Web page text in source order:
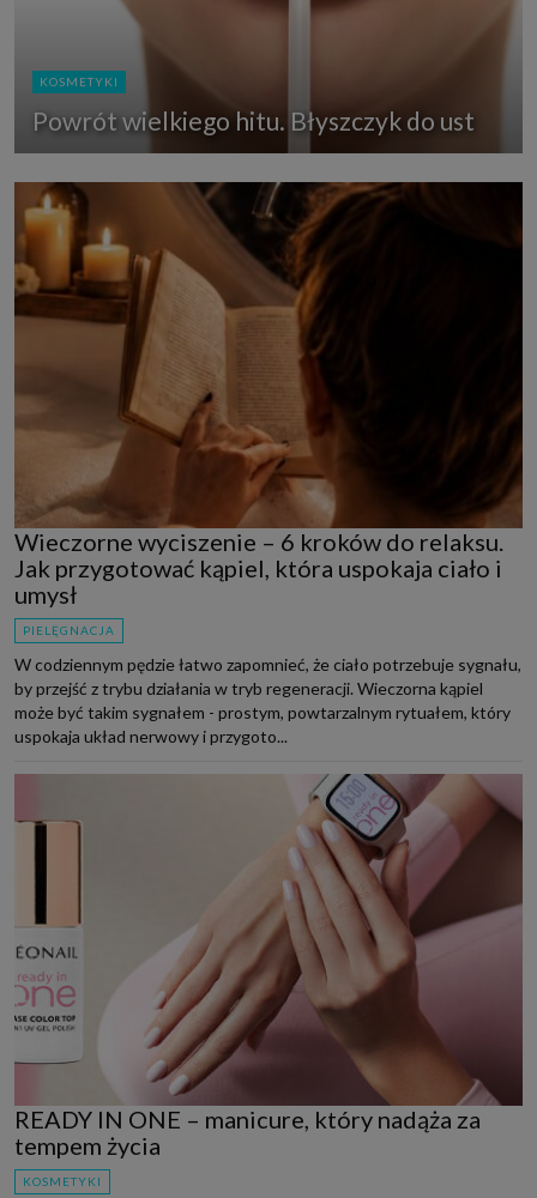
KOSMETYKI
Powrót wielkiego hitu. Błyszczyk do ust
Wieczorne wyciszenie – 6 kroków do relaksu.
Jak przygotować kąpiel, która uspokaja ciało i
umysł
PIELĘGNACJA
W codziennym pędzie łatwo zapomnieć, że ciało potrzebuje sygnału,
by przejść z trybu działania w tryb regeneracji. Wieczorna kąpiel
może być takim sygnałem - prostym, powtarzalnym rytuałem, który
uspokaja układ nerwowy i przygoto...
READY IN ONE – manicure, który nadąża za
tempem życia
KOSMETYKI